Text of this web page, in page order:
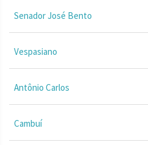
Senador José Bento
Vespasiano
Antônio Carlos
Cambuí